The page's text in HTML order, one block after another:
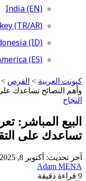
India (EN)
(TR/AR)
(ID)
(ES)
كيونت العربية > الفرص >
وأهم النصائح تساعدك
النجاح
البيع المباشر:
تساعدك على
آخر تحديث: أكتوبر 8, 2025 3:38 ص
Adam MENA
9 قراءة دقيقة